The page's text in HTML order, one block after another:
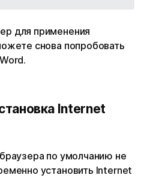
для применения
снова попробовать
Internet
по умолчанию не
установить Internet